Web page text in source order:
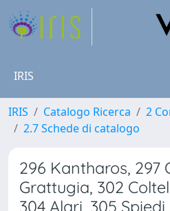
IRIS
IRIS Catalogo Ricerca
2
2.7 Schede di catalogo
296 Kantharos, 297
Grattugia, 302
304 Alari, 305 Spiedi